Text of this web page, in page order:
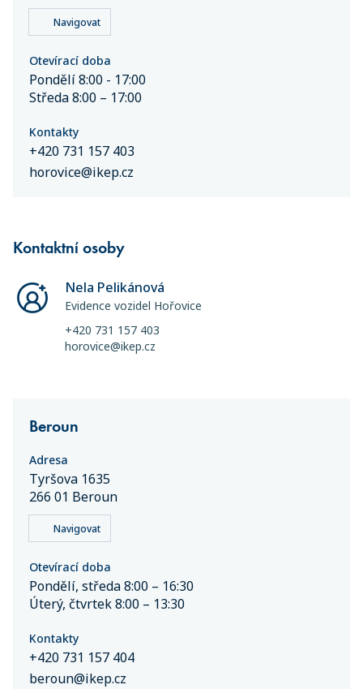
Navigovat
Otevírací doba
Pondělí 8:00 - 17:00
Středa 8:00 – 17:00
Kontakty
+420 731 157 403
horovice@ikep.cz
Kontaktní osoby
Nela Pelikánová
Evidence vozidel Hořovice
+420 731 157 403
horovice@ikep.cz
Beroun
Adresa
Tyršova 1635
266 01 Beroun
Navigovat
Otevírací doba
Pondělí, středa 8:00 – 16:30
Úterý, čtvrtek 8:00 – 13:30
Kontakty
+420 731 157 404
beroun@ikep.cz